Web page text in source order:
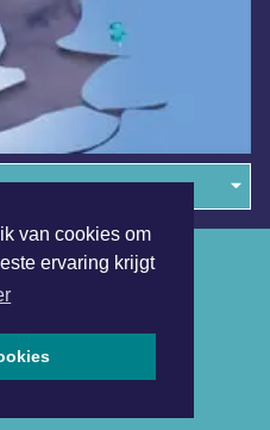
van cookies om
ervaring krijgt